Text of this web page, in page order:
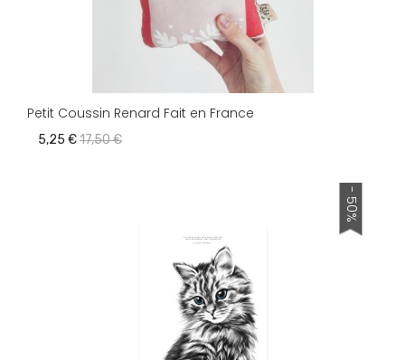
Petit Coussin Renard Fait en France
5,25 €17,50 €
- 50%